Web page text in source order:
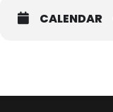
CALENDAR